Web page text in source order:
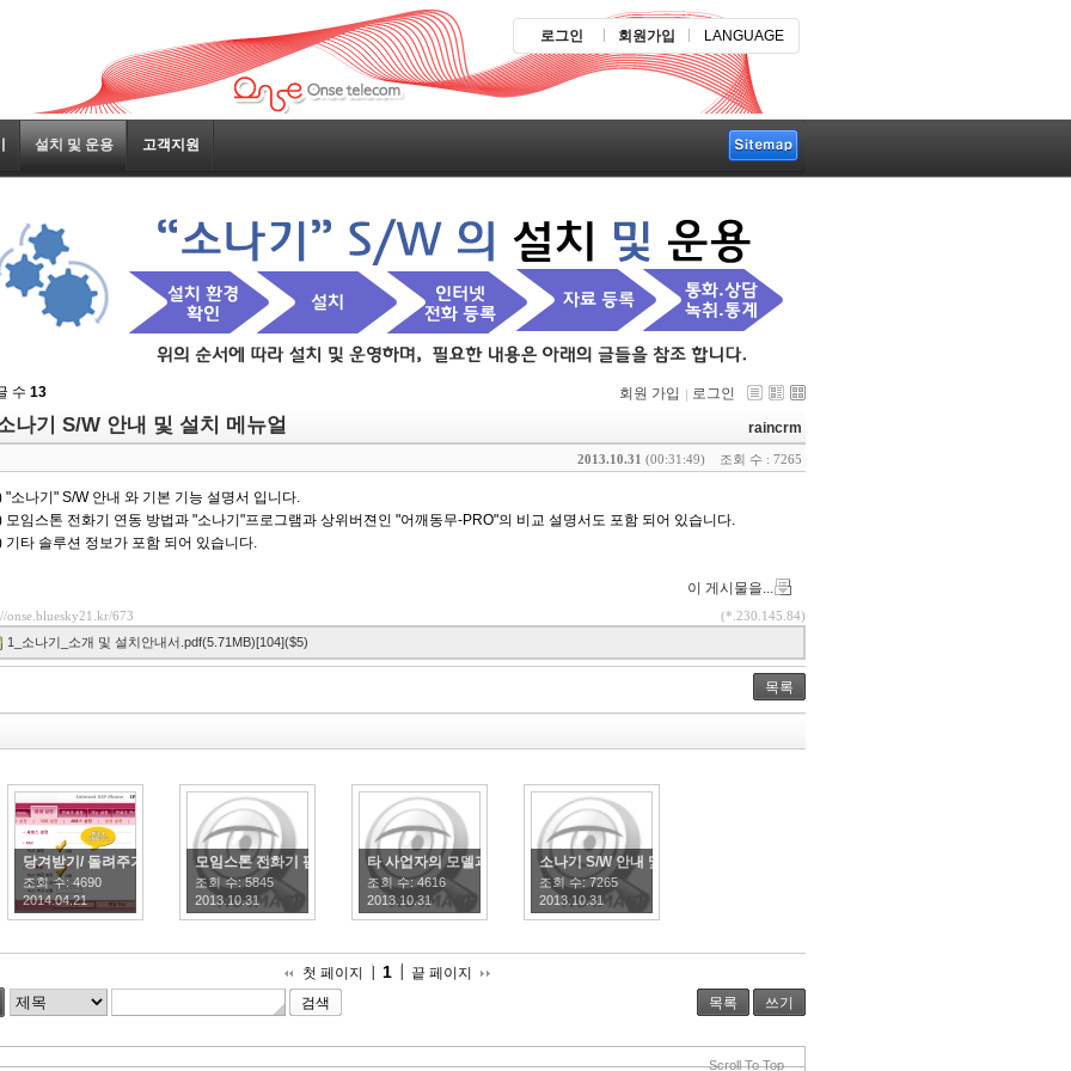
로그인 회원가입 LANGUAGE
설치 및 운용 고객지원
수 13 회원 가입 로그인
나기 S/W 안내 및 설치 메뉴얼 raincrm
조회 수 : 7265
2013.10.31 (00:31:49)
"소나기" S/W 안내 와 기본 기능 설명서 입니다.
모임스톤 전화기 연동 방법과 "소나기"프로그램과 상위버젼인 "어깨동무-PRO"의 비교 설명서도 포함 되어 있습니다.
기타 솔루션 정보가 포함 되어 있습니다.
이 게시물을...
onse.bluesky21.kr/673
(*.230.145.84)
1_소나기_소개 및 설치안내서.pdf(5.71MB)[104]($5)
목록
당겨받기/ 돌려주기 팝업창 띄위기
조회 수:4690
2014.04.21
모임스톤 전화기 펌웨어 업그레이드 방법
조회 수:5845
2013.10.31
타 사업자의 모델과 "소나기"솔루션의 차별화
조회 수:4616
2013.10.31
소나기 S/W 안내 및 설치 메뉴얼
조회 수:7265
2013.10.31
첫 페이지 1
끝 페이지
목록
쓰기
Scroll To Top